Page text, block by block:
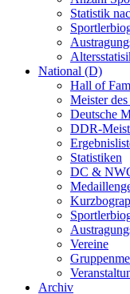
Statistik
National (D)
Hall of
Meister des
Deutsche
DDR-
Statistiken
DC &
Vereine
Archiv